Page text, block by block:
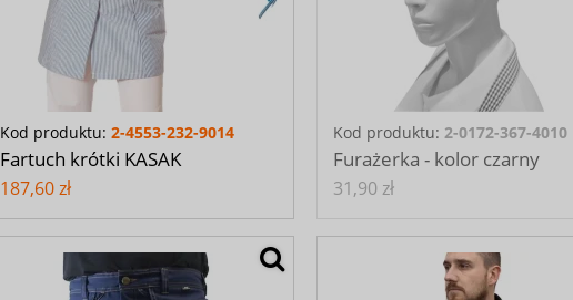
Kod produktu: 2-4553-232-9014
Fartuch krótki KASAK
187,60 zł
Kod produktu: 2-0172-367-4010
Furażerka - kolor czarny
31,90 zł